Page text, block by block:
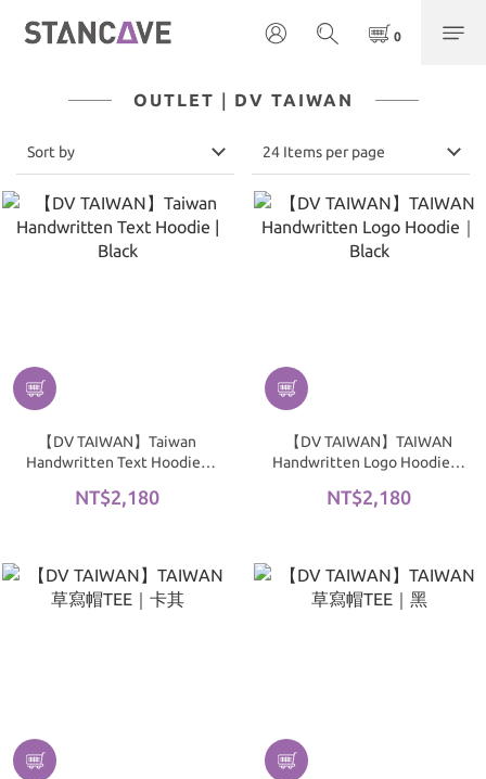
OUTLET｜DV TAIWAN
Sort by 24 Items per page
【DV TAIWAN】Taiwan
Handwritten Text Hoodie |
NT$2,180
【DV TAIWAN】TAIWAN
Handwritten Logo Hoodie｜
NT$2,180